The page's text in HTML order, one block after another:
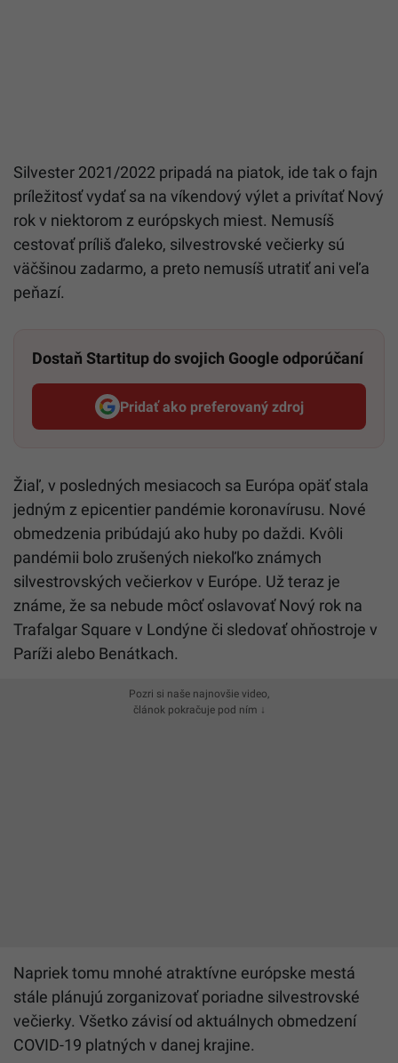
Silvester 2021/2022 pripadá na piatok, ide tak o fajn
príležitosť vydať sa na víkendový výlet a privítať Nový
rok v niektorom z európskych miest. Nemusíš
cestovať príliš ďaleko, silvestrovské večierky sú
väčšinou zadarmo, a preto nemusíš utratiť ani veľa
peňazí.
Dostaň Startitup do svojich Google odporúčaní
Pridať ako preferovaný zdroj
Startitup, odkaz sa otvorí v
Žiaľ, v posledných mesiacoch sa Európa opäť stala
jedným z epicentier pandémie koronavírusu. Nové
obmedzenia pribúdajú ako huby po daždi. Kvôli
pandémii bolo zrušených niekoľko známych
silvestrovských večierkov v Európe. Už teraz je
známe, že sa nebude môcť oslavovať Nový rok na
Trafalgar Square v Londýne či sledovať ohňostroje v
Paríži alebo Benátkach.
Pozri si naše najnovšie video,
článok pokračuje pod ním ↓
Napriek tomu mnohé atraktívne európske mestá
stále plánujú zorganizovať poriadne silvestrovské
večierky. Všetko závisí od aktuálnych obmedzení
COVID-19 platných v danej krajine.